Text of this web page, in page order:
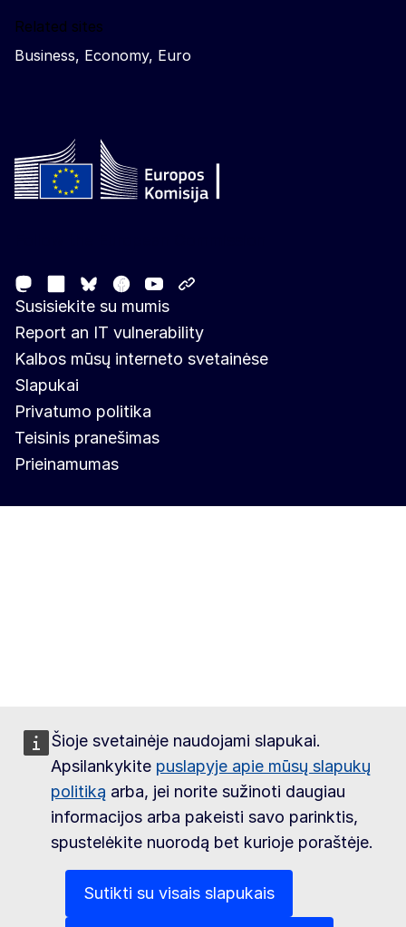
Šioje svetainėje naudojami slapukai.
Apsilankykite puslapyje apie mūsų slapukų
politiką arba, jei norite sužinoti daugiau
informacijos arba pakeisti savo parinktis,
spustelėkite nuorodą bet kurioje poraštėje.
Sutikti su visais slapukais
Related sites
Business, Economy, Euro
MastodonLinkedIn
Bluesky
Facebook
Youtube
Susisiekite su mumis
Report an IT vulnerability
Kalbos mūsų interneto svetainėse
Slapukai
Privatumo politika
Teisinis pranešimas
Prieinamumas